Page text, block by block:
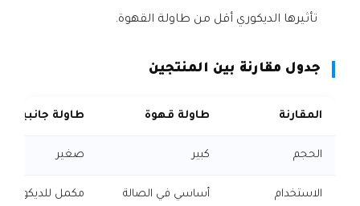
تأثيرها الديكوري أقل من طاولة القهوة.
جدول مقارنة بين المنتجين
المقارنة طاولة قهوة طاولة جانبية
الحجم كبير صغير
الاستخدام أساسي في الصالة مكمل للديكور